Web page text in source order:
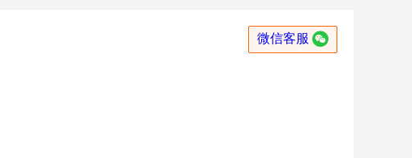
微信客服 